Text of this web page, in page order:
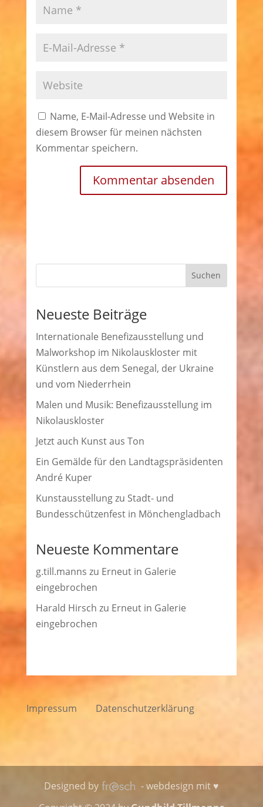
Name, E-Mail-Adresse und Website in
diesem Browser für meinen nächsten
Kommentar speichern.
Neueste Beiträge
Internationale Benefizausstellung und
Malworkshop im Nikolauskloster mit
Künstlern aus dem Senegal, der Ukraine
und vom Niederrhein
Malen und Musik: Benefizausstellung im
Nikolauskloster
Jetzt auch Kunst aus Ton
Ein Gemälde für den Landtagspräsidenten
André Kuper
Kunstausstellung zu Stadt- und
Bundesschützenfest in Mönchengladbach
Neueste Kommentare
g.till.manns zu Erneut in Galerie
eingebrochen
Harald Hirsch zu Erneut in Galerie
eingebrochen
Impressum Datenschutzerklärung
Designed by
- webdesign mit ♥